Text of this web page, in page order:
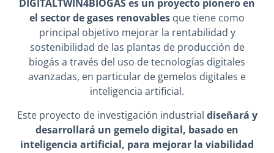
DIGITALTWIN4BIOGAS es un proyecto pionero en
el sector de gases renovables que tiene como
principal objetivo mejorar la rentabilidad y
sostenibilidad de las plantas de producción de
biogás a través del uso de tecnologías digitales
avanzadas, en particular de gemelos digitales e
inteligencia artificial.
Este proyecto de investigación industrial diseñará y
desarrollará un gemelo digital, basado en
inteligencia artificial, para mejorar la viabilidad